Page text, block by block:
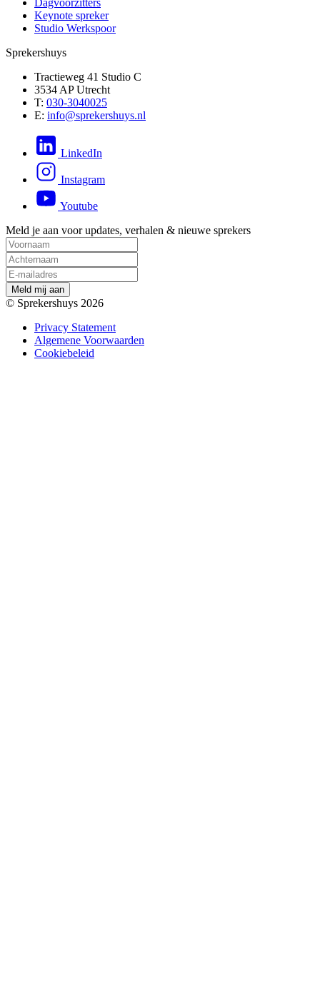
Keynote spreker
Studio Werkspoor
Sprekershuys
Tractieweg 41 Studio C
3534 AP Utrecht
T: 030-3040025
E: info@sprekershuys.nl
LinkedIn
Instagram
Youtube
Meld je aan voor updates, verhalen & nieuwe sprekers
Me d mij aan
© Sprekershuys 2026
Privacy Statement
Algemene Voorwaarden
Cookiebeleid